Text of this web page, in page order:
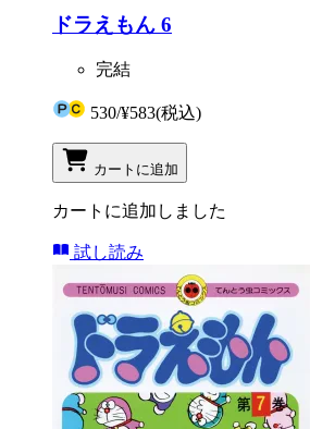
ドラえもん 6
完結
530/¥583(税込)
カートに追加
カートに追加しました
試し読み